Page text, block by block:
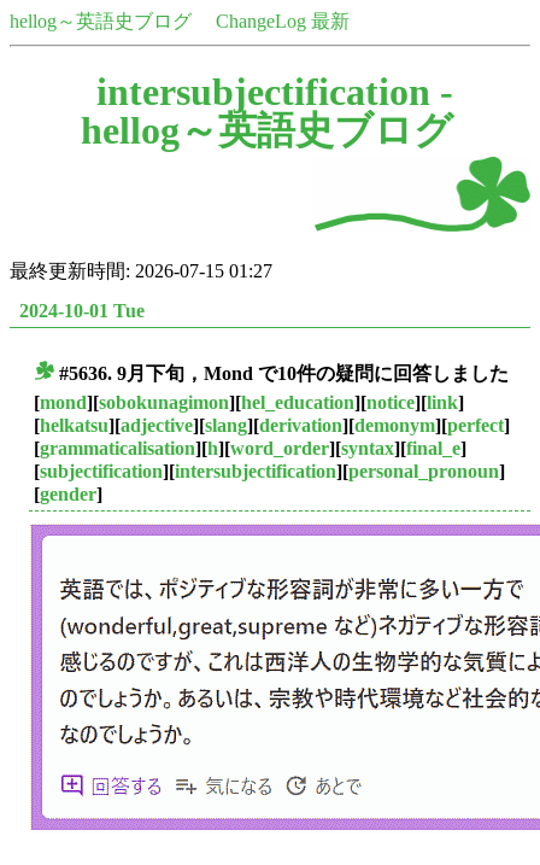
hellog～英語史ブログ ChangeLog 最新
intersubjectification -
hellog～英語史ブログ
最終更新時間: 2026-07-15 01:27
2024-10-01 Tue
#5636. 9月下旬，Mond で10件の疑問に回答しました
[mond][sobokunagimon][hel_education][notice][link]
[helkatsu][adjective][slang][derivation][demonym][perfect]
[grammaticalisation][h][word_order][syntax][final_e]
[subjectification][intersubjectification][personal_pronoun]
[gender]